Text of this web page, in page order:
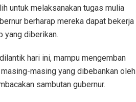
untuk melaksanakan tugas mulia
berharap mereka dapat bekerja
yang diberikan.
hari ini, mampu mengemban
masing yang dibebankan oleh
sambutan gubernur.